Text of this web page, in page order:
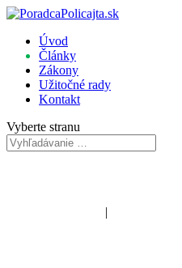
Úvod
Články
Zákony
Užitočné rady
Kontakt
Vyberte stranu
|